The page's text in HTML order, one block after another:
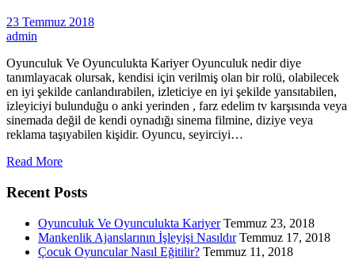
23 Temmuz 2018
admin
Oyunculuk Ve Oyunculukta Kariyer Oyunculuk nedir diye
tanımlayacak olursak, kendisi için verilmiş olan bir rolü, olabilecek
en iyi şekilde canlandırabilen, izleticiye en iyi şekilde yansıtabilen,
izleyiciyi bulunduğu o anki yerinden , farz edelim tv karşısında veya
sinemada değil de kendi oynadığı sinema filmine, diziye veya
reklama taşıyabilen kişidir. Oyuncu, seyirciyi…
Read More
Recent Posts
Oyunculuk Ve Oyunculukta Kariyer Temmuz 23, 2018
Mankenlik Ajanslarının İşleyişi Nasıldır Temmuz 17, 2018
Çocuk Oyuncular Nasıl Eğitilir? Temmuz 11, 2018